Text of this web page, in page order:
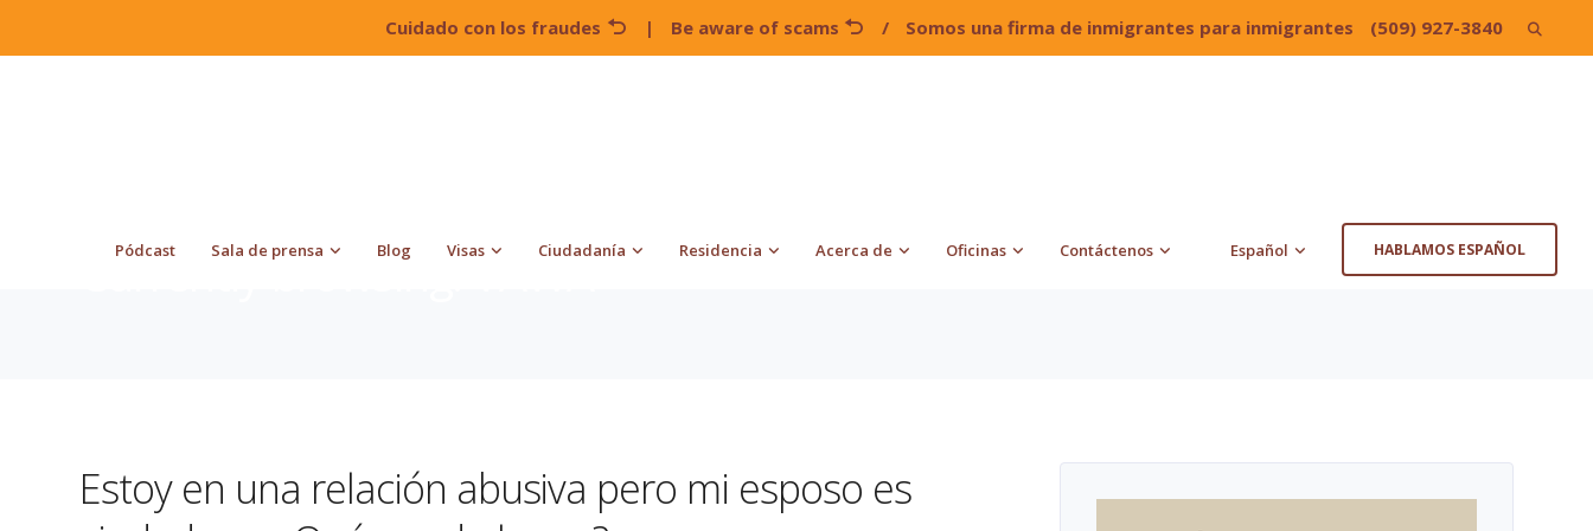
Cuidado con los fraudes | Be aware of scams / Somos una firma de inmigrantes para inmigrantes (509) 927-3840 Search
Pódcast Sala de prensa Blog Visas Ciudadanía Residencia Acerca de Oficinas Contáctenos Español HABLAMOS ESPAÑOL
Currently browsing: VAWA
Estoy en una relación abusiva pero mi esposo es